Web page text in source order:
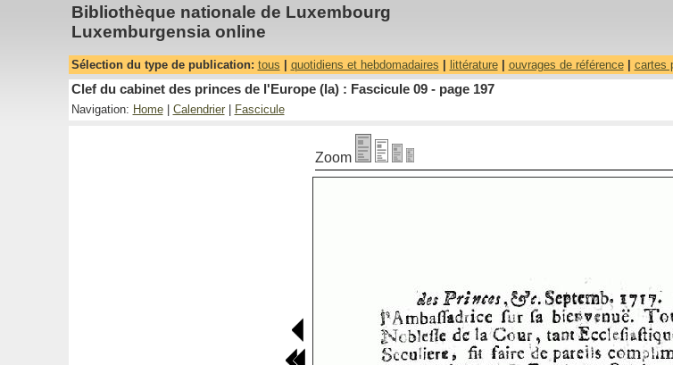
Bibliothèque nationale de Luxembourg
Luxemburgensia online
Sélection du type de publication: tous quotidiens et hebdomadaires littérature| ouvrages de référence| cartes
Clef du cabinet des princes de l'Europe (la) : Fascicule 09 - page 197
Navigation: Home| Calendrier| Fascicule
Zoom